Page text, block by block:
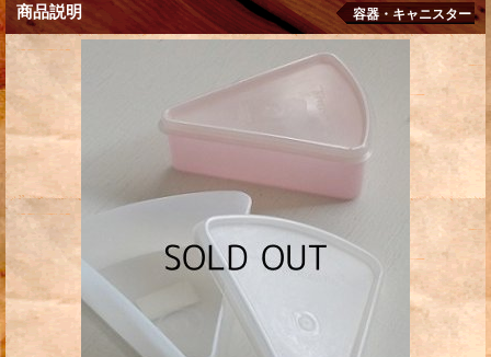
商品説明 容器・キャニスター